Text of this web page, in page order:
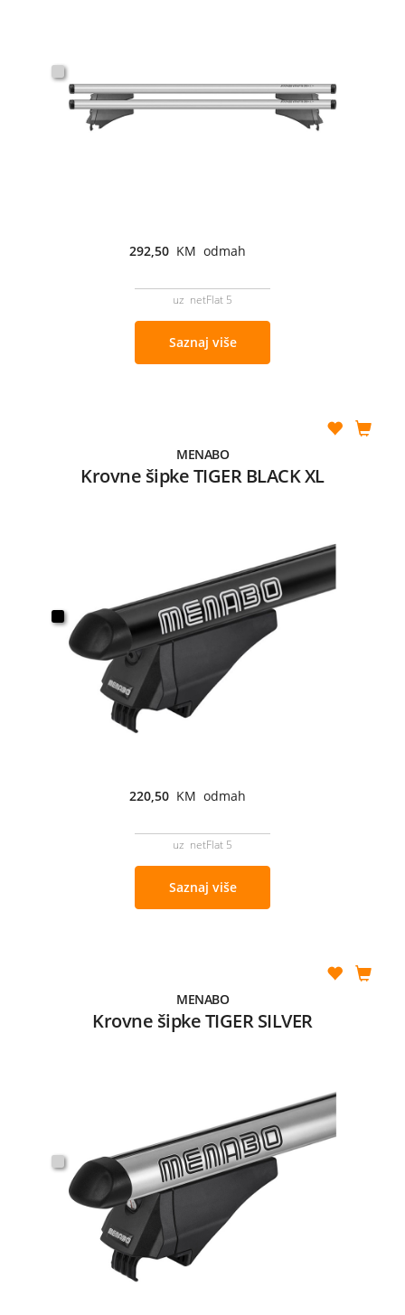
292,50 KM odmah
uz netFlat 5
Saznaj više
MENABO
Krovne šipke TIGER BLACK XL
220,50 KM odmah
uz netFlat 5
Saznaj više
MENABO
Krovne šipke TIGER SILVER